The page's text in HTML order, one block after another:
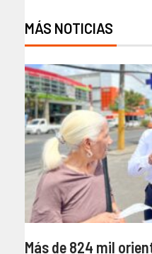
MÁS NOTICIAS
Más de 824 mil